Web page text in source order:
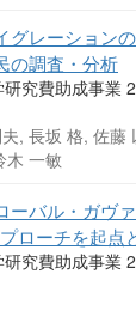
グレーション
の調査・分析
究費助成事業
, 長坂 格, 佐藤
木 一敏
ーバル・ガヴ
ローチを起点
究費助成事業